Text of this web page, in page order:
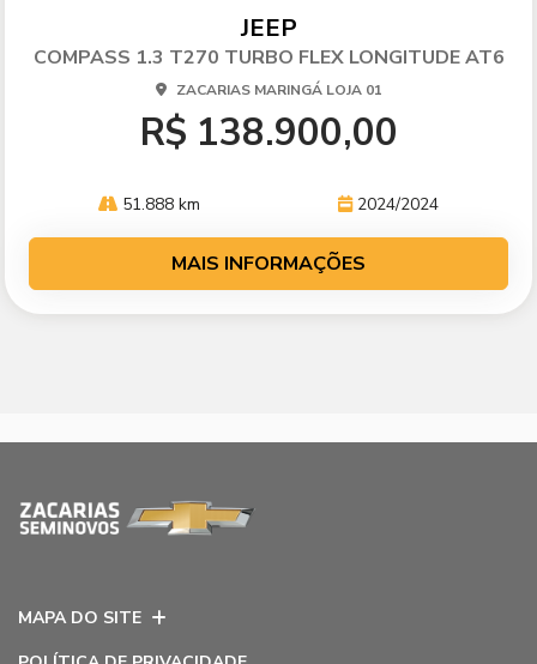
JEEP
COMPASS 1.3 T270 TURBO FLEX LONGITUDE AT6
ZACARIAS MARINGÁ LOJA 01
R$ 138.900,00
51.888 km 2024/2024
MAIS INFORMAÇÕES
MAPA DO SITE